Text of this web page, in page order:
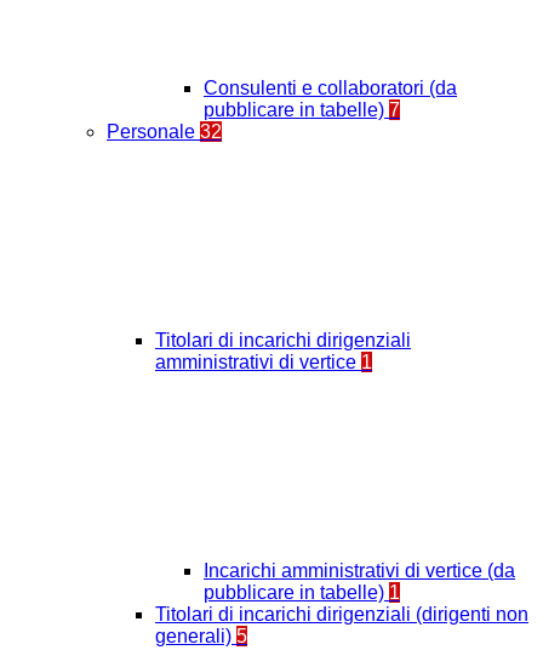
Consulenti e collaboratori (da
pubblicare in tabelle) 7
Personale 32
Titolari di incarichi dirigenziali
amministrativi di vertice 1
Incarichi amministrativi di vertice (da
pubblicare in tabelle) 1
Titolari di incarichi dirigenziali (dirigenti non
generali) 5